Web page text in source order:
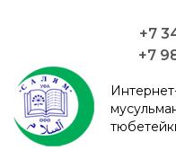
+7
+7